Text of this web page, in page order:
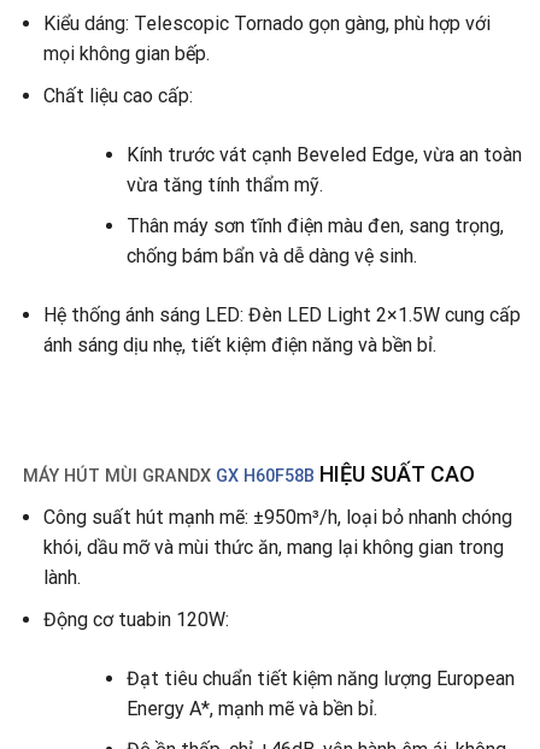
Kiểu dáng: Telescopic Tornado gọn gàng, phù hợp với
mọi không gian bếp.
Chất liệu cao cấp:
Kính trước vát cạnh Beveled Edge, vừa an toàn
vừa tăng tính thẩm mỹ.
Thân máy sơn tĩnh điện màu đen, sang trọng,
chống bám bẩn và dễ dàng vệ sinh.
Hệ thống ánh sáng LED: Đèn LED Light 2×1.5W cung cấp
ánh sáng dịu nhẹ, tiết kiệm điện năng và bền bỉ.
MÁY HÚT MÙI GRANDX GX H60F58B HIỆU SUẤT CAO
Công suất hút mạnh mẽ: ±950m³/h, loại bỏ nhanh chóng
khói, dầu mỡ và mùi thức ăn, mang lại không gian trong
lành.
Động cơ tuabin 120W:
Đạt tiêu chuẩn tiết kiệm năng lượng European
Energy A*, mạnh mẽ và bền bỉ.